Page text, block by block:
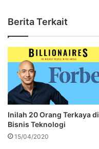
Berita Terkait
Inilah 20 Orang Terkaya di
Bisnis Teknologi
15/04/2020